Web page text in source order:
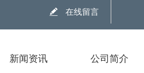
在线留言
新闻资讯 公司简介